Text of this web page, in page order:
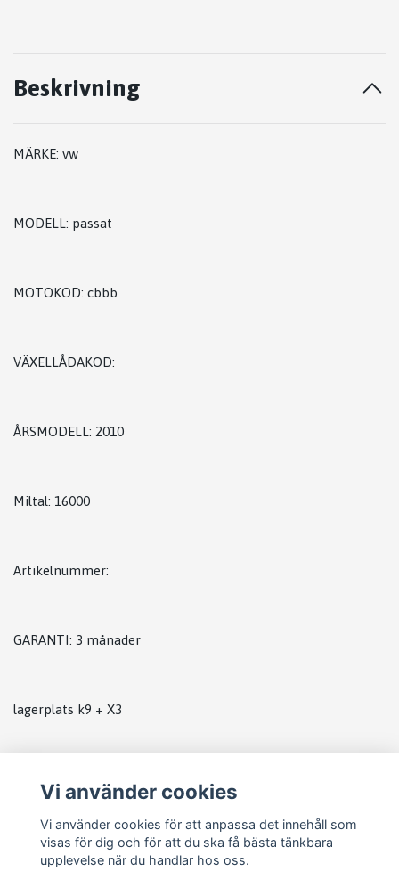
Beskrivning
MÄRKE: vw
MODELL: passat
MOTOKOD: cbbb
VÄXELLÅDAKOD:
ÅRSMODELL: 2010
Miltal: 16000
Artikelnummer:
GARANTI: 3 månader
lagerplats k9 + X3
Vi använder cookies
Vi använder cookies för att anpassa det innehåll som
visas för dig och för att du ska få bästa tänkbara
upplevelse när du handlar hos oss.